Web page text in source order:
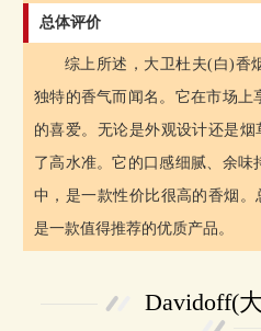
总体评价
综上所述，大卫杜夫(白)香
独特的香气而闻名。它在市场上
的喜爱。无论是外观设计还是
了高水准。它的口感细腻、余
中，是一款性价比很高的香烟
是一款值得推荐的优质产品。
Davidoff(